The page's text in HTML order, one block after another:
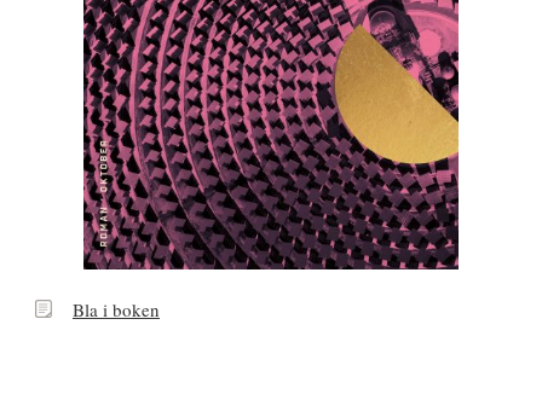
BlaBla i boken